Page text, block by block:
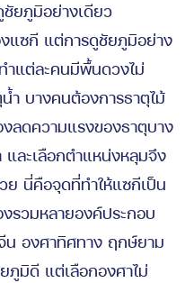
ยภูมิอย่างเดียว
แซกี แต่การดูชัยภูมิอย่าง
ำแต่ละคนมีพื้นดวงไม่
ำ บางคนต้องการธาตุไม้
ลดความแรงของธาตุบาง
และเลือกตำแหน่งหลุมจึง
นี่คือจุดที่ทำให้แซกีเป็น
รวมหลายองค์ประกอบ
น องศาทิศทาง ฤกษ์ยาม
ภูมิดี แต่เลือกองศาไม่